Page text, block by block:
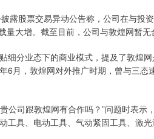
股票交易异动公告称，公司在与投
大增。截至目前，公司与敦煌网暂无
分业态下的商业模式，提及了敦煌网
月，敦煌网对外推广时期，曾与三态
司跟敦煌网有合作吗？”问题时表示
具、电动工具、气动紧固工具、激光